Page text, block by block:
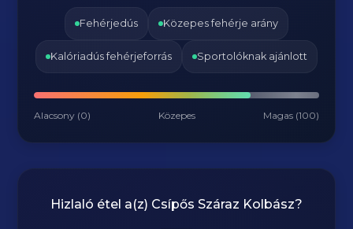
Fehérjedús Közepes fehérje arány
Kalóriadús fehérjeforrás Sportolóknak ajánlott
Alacsony (0) Közepes Magas (100)
Hizlaló étel a(z) Csípős Száraz Kolbász?